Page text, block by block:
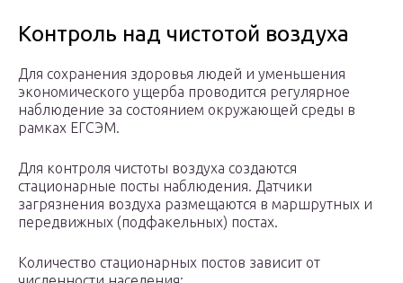
Контроль над чистотой воздуха
Для сохранения здоровья людей и уменьшения
экономического ущерба проводится регулярное
наблюдение за состоянием окружающей среды в
рамках ЕГСЭМ.
Для контроля чистоты воздуха создаются
стационарные посты наблюдения. Датчики
загрязнения воздуха размещаются в маршрутных и
передвижных (подфакельных) постах.
Количество стационарных постов зависит от